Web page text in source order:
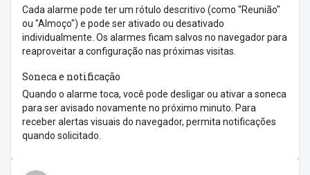
Cada alarme pode ter um rótulo descritivo (como "Reunião"
ou "Almoço") e pode ser ativado ou desativado
individualmente. Os alarmes ficam salvos no navegador para
reaproveitar a configuração nas próximas visitas.
Soneca e notificação
Quando o alarme toca, você pode desligar ou ativar a soneca
para ser avisado novamente no próximo minuto. Para
receber alertas visuais do navegador, permita notificações
quando solicitado.